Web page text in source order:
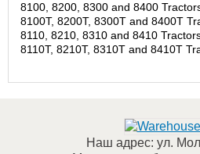
8100, 8200, 8300 and 8400
8100T, 8200T, 8300T and 8400T
8110, 8210, 8310 and 8410
8110T, 8210T, 8310T and 8410T
Наш адрес: ул.